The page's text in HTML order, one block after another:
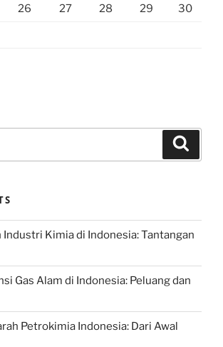
26 27 28 29 30
Industri Kimia di Indonesia: Tantangan
Gas Alam di Indonesia: Peluang dan
Petrokimia Indonesia: Dari Awal